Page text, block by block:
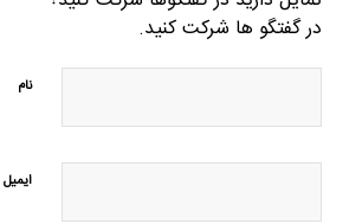
در گفتگو ها شرکت کنید.
نام
ایمیل